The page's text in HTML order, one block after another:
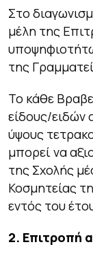
Στο
μέλη της
της
Το κάθε
είδους/ειδών
ύψους
μπορεί να
της Σχολής
Κοσμητείας
εντός του
2. Επιτροπή